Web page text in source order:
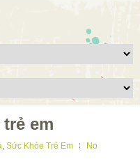
em
, Sức Khỏe Trẻ Em
No